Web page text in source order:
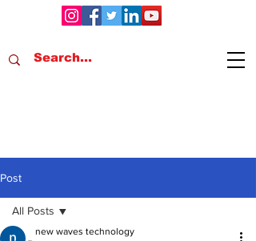
Post
All Posts
new waves technology